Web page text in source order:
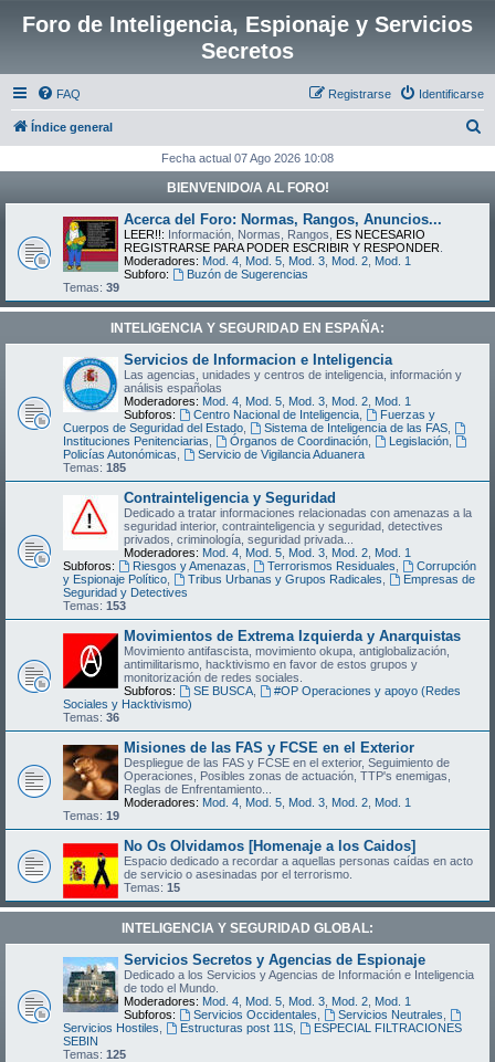
Foro de Inteligencia, Espionaje y Servicios
Secretos
FAQ Identificarse
Registrarse
Índice general
c
Fecha actual 07 Ago 2026 10:08
BIENVENIDO/A AL FORO!
Acerca del Foro: Normas, Rangos, Anuncios...
LEER!!: Información, Normas, Rangos, ES NECESARIO
REGISTRARSE PARA PODER ESCRIBIR Y RESPONDER
Moderadores: Mod. 4 Mod. 5 Mod. 3 Mod. 2 Mod. 1
Subforo:
Buzón de Sugerencias
Temas: 39
INTELIGENCIA Y SEGURIDAD EN ESPAÑA:
Servicios de Informacion e Inteligencia
Las agencias, unidades y centros de inteligencia, información y
análisis españolas
Moderadores: Mod. 4 Mod. 5 Mod. 3 Mod. 2 Mod. 1
Subforos:
Centro Nacional de Inteligencia,
Fuerzas y
Cuerpos de Seguridad del Estado
Sistema de Inteligencia de las FAS,
Instituciones Penitenciarias
Órganos de Coordinación, Legislación,
Policías Autonómicas
Servicio de Vigilancia Aduanera
Temas: 185
Contrainteligencia y Seguridad
Dedicado a tratar informaciones relacionadas con amenazas a la
seguridad interior, contrainteligencia y seguridad, detectives
privados, criminología, seguridad privada...
Moderadores: Mod. 4 Mod. 5 Mod. 3 Mod. 2 Mod. 1
Subforos:
Riesgos y Amenazas Terrorismos Residuales
Corrupción
y Espionaje Político
Tribus Urbanas y Grupos Radicales
Empresas de
Seguridad y Detectives
Temas: 153
Movimientos de Extrema Izquierda y Anarquistas
Movimiento antifascista, movimiento okupa, antiglobalización,
antimilitarismo, hacktivismo en favor de estos grupos y
monitorización de redes sociales.
Subforos:
SE BUSCA,
#OP Operaciones y apoyo (Redes
Sociales y Hacktivismo)
Temas: 36
Misiones de las FAS y FCSE en el Exterior
Despliegue de las FAS y FCSE en el exterior, Seguimiento de
Operaciones, Posibles zonas de actuación, TTP's enemigas,
Reglas de Enfrentamiento...
Moderadores: Mod. 4 Mod. 5 Mod. 3 Mod. 2 Mod. 1
Temas: 19
No Os Olvidamos [Homenaje a los Caidos]
Espacio dedicado a recordar a aquellas personas caídas en acto
de servicio o asesinadas por el terrorismo.
Temas: 15
INTELIGENCIA Y SEGURIDAD GLOBAL:
Servicios Secretos y Agencias de Espionaje
Dedicado a los Servicios y Agencias de Información e Inteligencia
de todo el Mundo.
Moderadores: Mod. 4 Mod. 5 Mod. 3 Mod. 2 Mod. 1
Subforos:
Servicios Occidentales Servicios Neutrales
Servicios Hostiles
Estructuras post 11S,
ESPECIAL FILTRACIONES
SEBIN
Temas: 125